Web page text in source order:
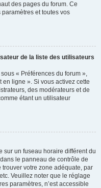
des pages du forum. Ce
et toutes vos
de la liste des utilisateurs
« Préférences du forum »,
en ligne ». Si vous activez cette
des modérateurs et de
étant un utilisateur
sur un fuseau horaire différent du
le panneau de contrôle de
trouver votre zone adéquate, par
Veuillez noter que le réglage
paramètres, n’est accessible